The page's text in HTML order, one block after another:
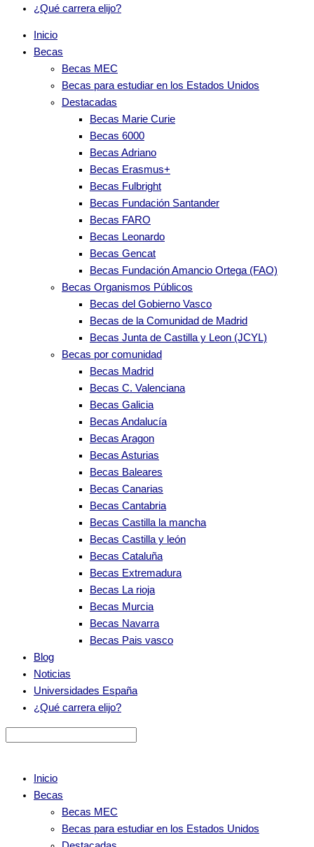
¿Qué carrera elijo?
Inicio
Becas
Becas MEC
Becas para estudiar en los Estados Unidos
Destacadas
Becas Marie Curie
Becas 6000
Becas Adriano
Becas Erasmus+
Becas Fulbright
Becas Fundación Santander
Becas FARO
Becas Leonardo
Becas Gencat
Becas Fundación Amancio Ortega (FAO)
Becas Organismos Públicos
Becas del Gobierno Vasco
Becas de la Comunidad de Madrid
Becas Junta de Castilla y Leon (JCYL)
Becas por comunidad
Becas Madrid
Becas C. Valenciana
Becas Galicia
Becas Andalucía
Becas Aragon
Becas Asturias
Becas Baleares
Becas Canarias
Becas Cantabria
Becas Castilla la mancha
Becas Castilla y león
Becas Cataluña
Becas Extremadura
Becas La rioja
Becas Murcia
Becas Navarra
Becas Pais vasco
Blog
Noticias
Universidades España
¿Qué carrera elijo?
Inicio
Becas
Becas MEC
Becas para estudiar en los Estados Unidos